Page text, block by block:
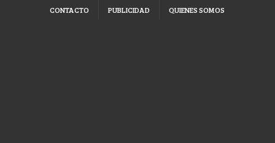
CONTACTO PUBLICIDAD QUIENES SOMOS